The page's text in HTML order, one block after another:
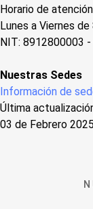
Horario de
Lunes a Viernes de
NIT: 8912800003 -
Nuestras Sedes
Información de
Última
03 de Febrero 2025